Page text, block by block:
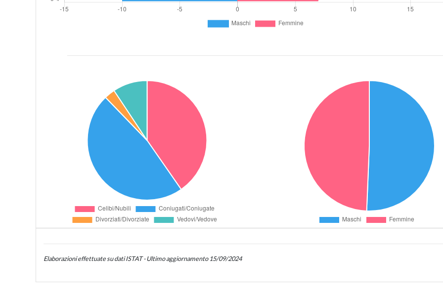
Elaborazioni effettuate su dati ISTAT - Ultimo aggiornamento 15/09/2024